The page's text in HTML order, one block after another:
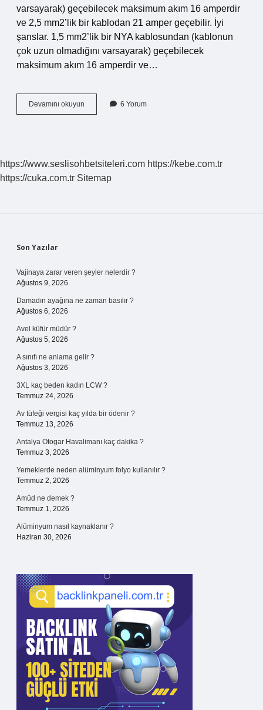
varsayarak) geçebilecek maksimum akım 16 amperdir
ve 2,5 mm2’lik bir kablodan 21 amper geçebilir. İyi
şanslar. 1,5 mm2’lik bir NYA kablosundan (kablonun
çok uzun olmadığını varsayarak) geçebilecek
maksimum akım 16 amperdir ve…
Devamını okuyun
240
6 Yorum
https://www.seslisohbetsiteleri.com https://kebe.com.tr
https://cuka.com.tr Sitemap
Sidebar
Son Yazılar
Vajinaya zarar veren şeyler nelerdir ?
Ağustos 9, 2026
Damadın ayağına ne zaman basılır ?
Ağustos 6, 2026
Avel küfür müdür ?
Ağustos 5, 2026
A sınıfı ne anlama gelir ?
Ağustos 3, 2026
3XL kaç beden kadın LCW ?
Temmuz 24, 2026
Av tüfeği vergisi kaç yılda bir ödenir ?
Temmuz 13, 2026
Antalya Otogar Havalimanı kaç dakika ?
Temmuz 3, 2026
Yemeklerde neden alüminyum folyo kullanılır ?
Temmuz 2, 2026
Amûd ne demek ?
Temmuz 1, 2026
Alüminyum nasıl kaynaklanır ?
Haziran 30, 2026